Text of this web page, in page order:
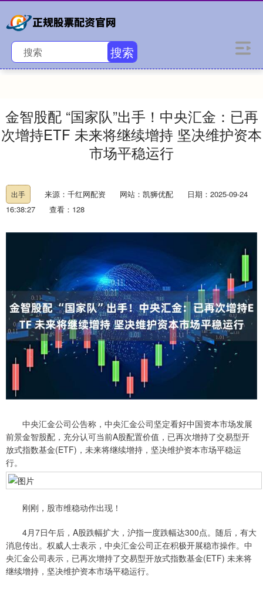
搜索
金智股配 “国家队”出手！中央汇金：已再
次增持ETF 未来将继续增持 坚决维护资本
市场平稳运行
出手 来源：千红网配资 网站：凯狮优配
日期：2025-09-24
16:38:27
查看：128
中央汇金公司公告称，中央汇金公司坚定看好中国资本市场发展
前景金智股配，充分认可当前A股配置价值，已再次增持了交易型开
放式指数基金(ETF)，未来将继续增持，坚决维护资本市场平稳运
行。
刚刚，股市维稳动作出现！
4月7日午后，A股跌幅扩大，沪指一度跌幅达300点。随后，有大
消息传出。权威人士表示，中央汇金公司正在积极开展稳市操作。中
央汇金公司表示，已再次增持了交易型开放式指数基金(ETF) 未来将
继续增持，坚决维护资本市场平稳运行。